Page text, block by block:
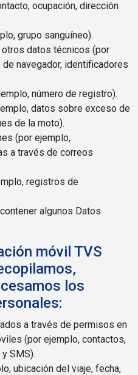
ocupación, dirección
grupo sanguíneo).
datos técnicos (por
navegador, identificadores
número de registro).
datos sobre exceso de
de la moto).
(por ejemplo,
a través de correos
registros de
algunos Datos
móvil TVS
los
a través de permisos en
(por ejemplo, contactos,
SMS).
ubicación del viaje, fecha,